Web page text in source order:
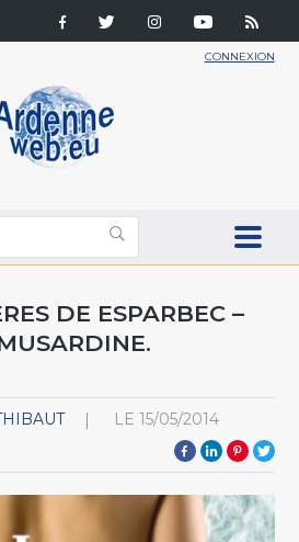
CONNEXION
DE ESPARBEC –
LE 15/05/2014